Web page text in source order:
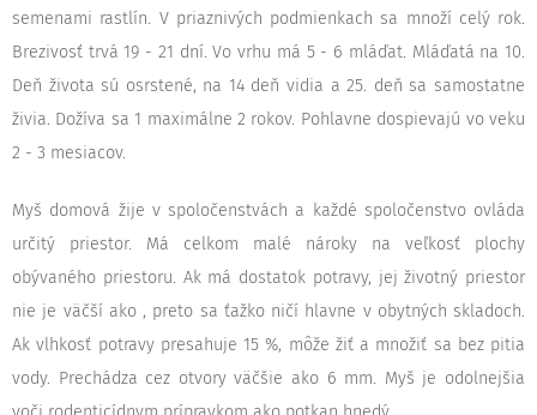
semenami rastlín. V priaznivých podmienkach sa množí celý rok.
Brezivosť trvá 19 - 21 dní. Vo vrhu má 5 - 6 mláďat. Mláďatá na 10.
Deň života sú osrstené, na 14 deň vidia a 25. deň sa samostatne
živia. Dožíva sa 1 maximálne 2 rokov. Pohlavne dospievajú vo veku
2 - 3 mesiacov.
Myš domová žije v spoločenstvách a každé spoločenstvo ovláda
určitý priestor. Má celkom malé nároky na veľkosť plochy
obývaného priestoru. Ak má dostatok potravy, jej životný priestor
nie je väčší ako , preto sa ťažko ničí hlavne v obytných skladoch.
Ak vlhkosť potravy presahuje 15 %, môže žiť a množiť sa bez pitia
vody. Prechádza cez otvory väčšie ako 6 mm. Myš je odolnejšia